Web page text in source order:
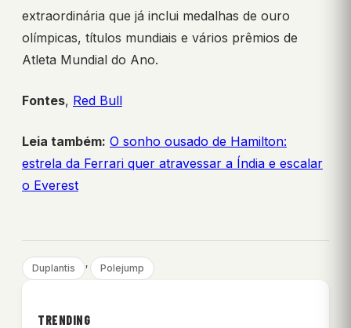
extraordinária que já inclui medalhas de ouro
olímpicas, títulos mundiais e vários prêmios de
Atleta Mundial do Ano.
Fontes, Red Bull
Leia também: O sonho ousado de Hamilton:
estrela da Ferrari quer atravessar a Índia e escalar
o Everest
Duplantis , Polejump
TRENDING